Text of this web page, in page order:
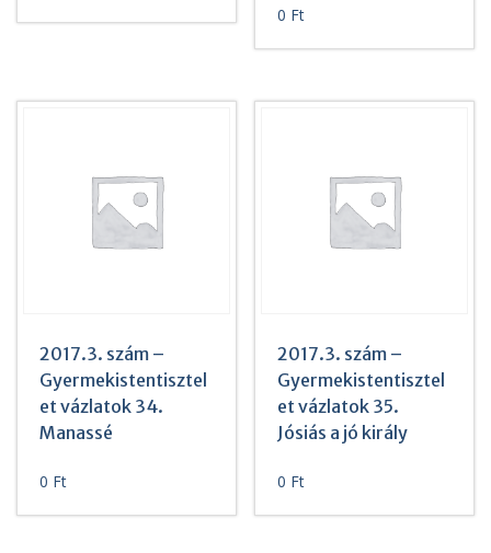
0 Ft
2017.3. szám –
Gyermekistentisztel
et vázlatok 34.
Manassé
0 Ft
2017.3. szám –
Gyermekistentisztel
et vázlatok 35.
Jósiás a jó király
0 Ft